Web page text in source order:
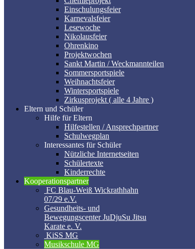
Einschulungsfeier
Karnevalsfeier
Lesewoche
Nikolausfeier
Ohrenkino
Projektwochen
Sankt Martin / Weckmannteilen
Sommersportspiele
Weihnachtsfeier
Wintersportspiele
Zirkusprojekt ( alle 4 Jahre )
Eltern und Schüler
Hilfe für Eltern
Hilfestellen / Ansprechpartner
Schulwegplan
Interessantes für Schüler
Nützliche Internetseiten
Schülertexte
Kinderrechte
Kooperationspartner
FC Blau-Weiß Wickrathhahn
07/29 e.V.
Gesundheits- und
Bewegungscenter JuDjuSu Jitsu
Karate e. V.
KiSS MG
Musikschule MG